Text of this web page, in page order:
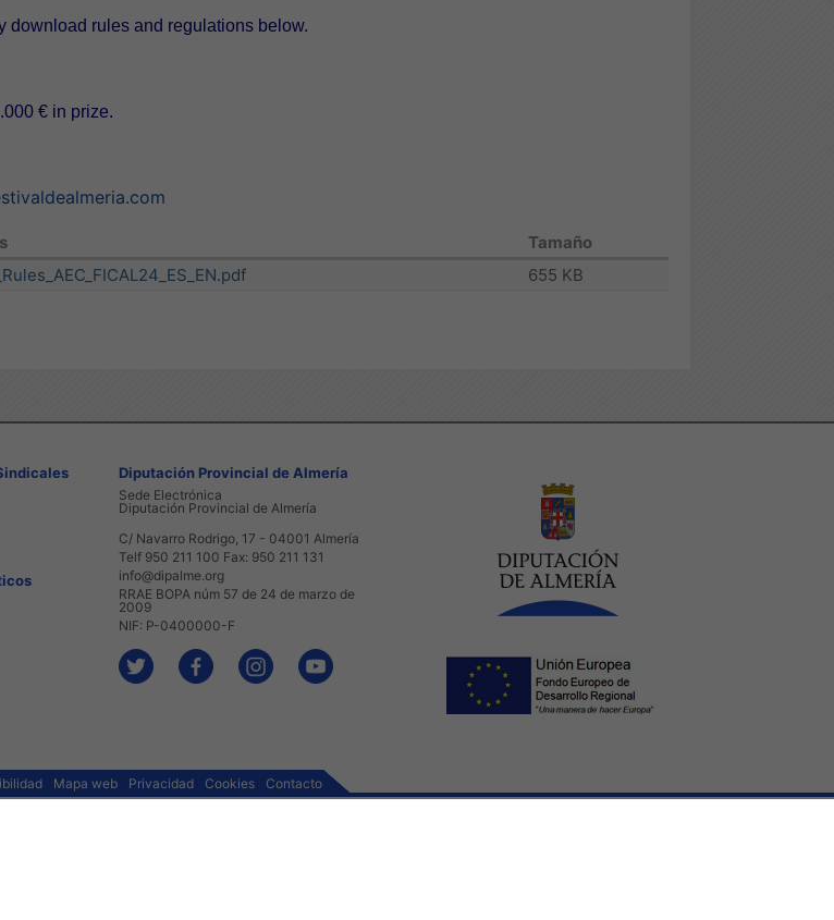
download rules and regulations below.
€ in prize.
Tamaño
655 KB
Diputación Provincial de Almería
Sede Electrónica
Diputación Provincial de Almería
C/ Navarro Rodrigo, 17 - 04001 Almería
Telf 950 211 100 Fax: 950 211 131
info@dipalme.org
RRAE BOPA núm 57 de 24 de marzo de
2009
NIF: P-0400000-F
Mapa web Privacidad Cookies Contacto